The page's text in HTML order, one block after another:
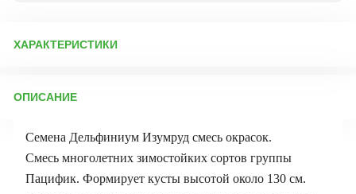
ХАРАКТЕРИСТИКИ
Бренд товара:
Срок отправки:ежедневно
ОПИСАНИЕ
Семена Дельфиниум Изумруд смесь окрасок.
Смесь многолетних зимостойких сортов группы
Пацифик. Формирует кусты высотой около 130 см.